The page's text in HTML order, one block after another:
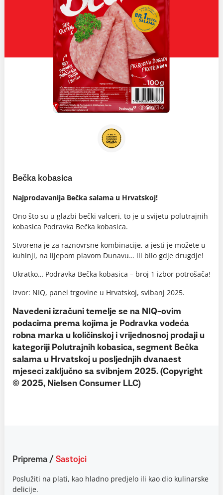
Bečka kobasica
Najprodavanija Bečka salama u Hrvatskoj!
Ono što su u glazbi bečki valceri, to je u svijetu polutrajnih
kobasica Podravka Bečka kobasica.
Stvorena je za raznovrsne kombinacije, a jesti je možete u
kuhinji, na lijepom plavom Dunavu… ili bilo gdje drugdje!
Ukratko… Podravka Bečka kobasica – broj 1 izbor potrošača!
Izvor: NIQ, panel trgovine u Hrvatskoj, svibanj 2025.
Navedeni izračuni temelje se na NIQ-ovim
podacima prema kojima je Podravka vodeća
robna marka u količinskoj i vrijednosnoj prodaji u
kategoriji Polutrajnih kobasica, segment Bečka
salama u Hrvatskoj u posljednjih dvanaest
mjeseci zaključno sa svibnjem 2025. (Copyright
© 2025, Nielsen Consumer LLC)
Priprema / Sastojci
Poslužiti na plati, kao hladno predjelo ili kao dio kulinarske
delicije.